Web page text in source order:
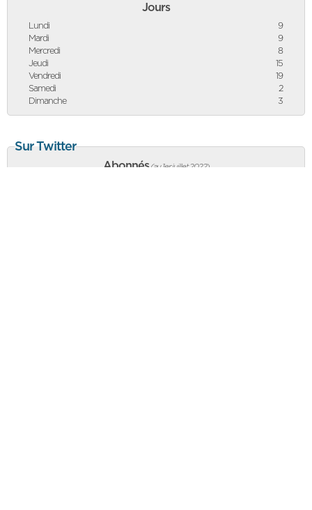
Jours
Lundi
9
Mardi
9
Mercredi
8
Jeudi
15
Vendredi
19
Samedi
2
Dimanche
3
Sur Twitter
Abonnés (au 1er juillet 2022)